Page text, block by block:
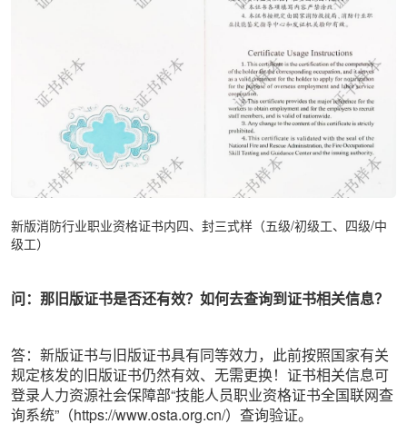
新版消防行业职业资格证书内四、封三式样（五级/初级工、四级/中
级工）
问：那旧版证书是否还有效？如何去查询到证书相关信息？
答：新版证书与旧版证书具有同等效力，此前按照国家有关
规定核发的旧版证书仍然有效、无需更换！证书相关信息可
登录人力资源社会保障部“技能人员职业资格证书全国联网查
询系统”（https://www.osta.org.cn/）查询验证。